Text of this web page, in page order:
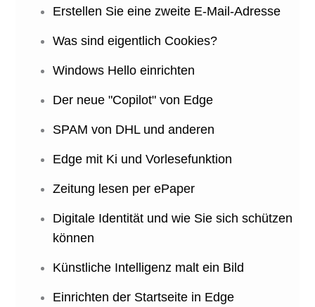
Erstellen Sie eine zweite E-Mail-Adresse
Was sind eigentlich Cookies?
Windows Hello einrichten
Der neue "Copilot" von Edge
SPAM von DHL und anderen
Edge mit Ki und Vorlesefunktion
Zeitung lesen per ePaper
Digitale Identität und wie Sie sich schützen
können
Künstliche Intelligenz malt ein Bild
Einrichten der Startseite in Edge